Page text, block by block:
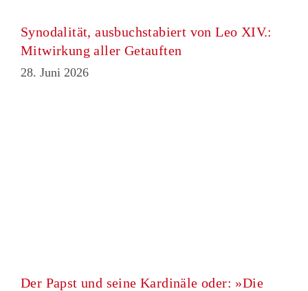
Synodalität, ausbuchstabiert von Leo XIV.:
Mitwirkung aller Getauften
28. Juni 2026
Der Papst und seine Kardinäle oder: »Die